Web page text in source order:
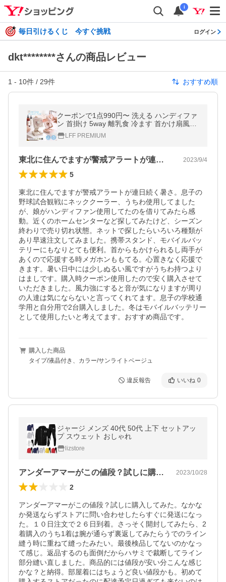
i
毎日引けるくじ 今すぐ挑戦 ログイン
dkt********さんの商品レビュー
1 - 10件 / 29件 おすすめ順
クーポンで1点990円〜 洗える ハンディファ
ン 首掛け 5way 離乳食 冷ます 首かけ扇風機
卓上扇風機 小型扇風機 携帯扇風機 扇風機 ハ
ンディーファン スタンド
LFF PREMIUM
東北に住んでますが警戒アラートが連日続… 2023/9/4
5
東北に住んでますが警戒アラートが連日続く暑さ。息子の
野球試合観戦にネッククーラー、うちわ使用してました
が、娘がハンディファン使用してたのを借りてみたら感
動。近くのホームセンターなど探してみたけど、シーズン
終わりで売り切れ状態。ネットで探したらいろいろ種類が
あり早速注文してみました。携帯スタンド、モバイルバッ
テリーにもなりとても便利。首からもかけられるし両手が
あくので応援する時メガホンももてる。心置きなく応援で
きます。暑い日中には少しぬるい風ですがうちわ持つより
はましです。購入時クーポン使用したので安く購入させて
いただきました。風力強にすると音が気になりますが周り
の人達は気にならないと言ってくれてます。息子の学校通
学用と自分用で2台購入しました。冬はモバイルバッテリー
として使用したいと考えてます。おすすめ商品です。
購入した商品
タイプ/液晶付き、カラー/サンライトベージュ
違反報告 いいね 0
ジャージ メンズ 40代 50代 上下 セットアッ
プ スウェット おしゃれ
lizstore
アンダーアマーがこの値段？試しに購入し… 2023/10/28
2
アンダーアマーがこの値段？試しに購入してみた。なかな
か発送ならずストアに問い合わせしたらすぐに発送になっ
た。１０日注文で２６日到着。さっそく開封してみたら、2
着購入のうち1着は腕が通らず裏返してみたらうでのライン
縫う時に重ねて縫ったみたい。最後検品してないのかなっ
て感じ。返品するのも面倒だからハサミで裁断してライン
部分縫い直しました。商品的には値段が安い分こんな感じ
かな？と納得。部屋着にはちょうど良い値段かも。初めて